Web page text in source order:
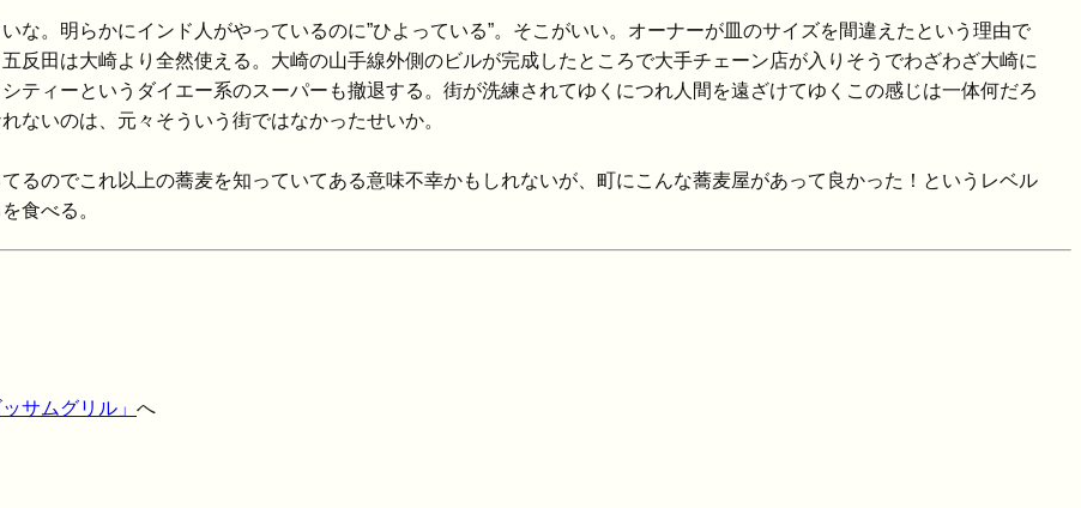
な。明らかにインド人がやっているのに”ひよっている”。そこがいい。オーナーが皿のサイズを間違えたという理由で
反田は大崎より全然使える。大崎の山手線外側のビルが完成したところで大手チェーン店が入りそうでわざわざ大崎に
ティーというダイエー系のスーパーも撤退する。街が洗練されてゆくにつれ人間を遠ざけてゆくこの感じは一体何だろ
ないのは、元々そういう街ではなかったせいか。
るのでこれ以上の蕎麦を知っていてある意味不幸かもしれないが、町にこんな蕎麦屋があって良かった！というレベル
食べる。
ッサムグリル」 へ